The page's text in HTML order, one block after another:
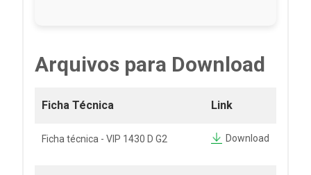
Arquivos para Download
Ficha Técnica Link
Ficha técnica - VIP 1430 D G2 Download